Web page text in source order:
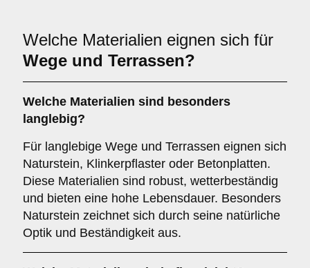
Welche Materialien eignen sich für
Wege und Terrassen?
Welche Materialien sind besonders
langlebig?
Für langlebige Wege und Terrassen eignen sich
Naturstein, Klinkerpflaster oder Betonplatten.
Diese Materialien sind robust, wetterbeständig
und bieten eine hohe Lebensdauer. Besonders
Naturstein zeichnet sich durch seine natürliche
Optik und Beständigkeit aus.